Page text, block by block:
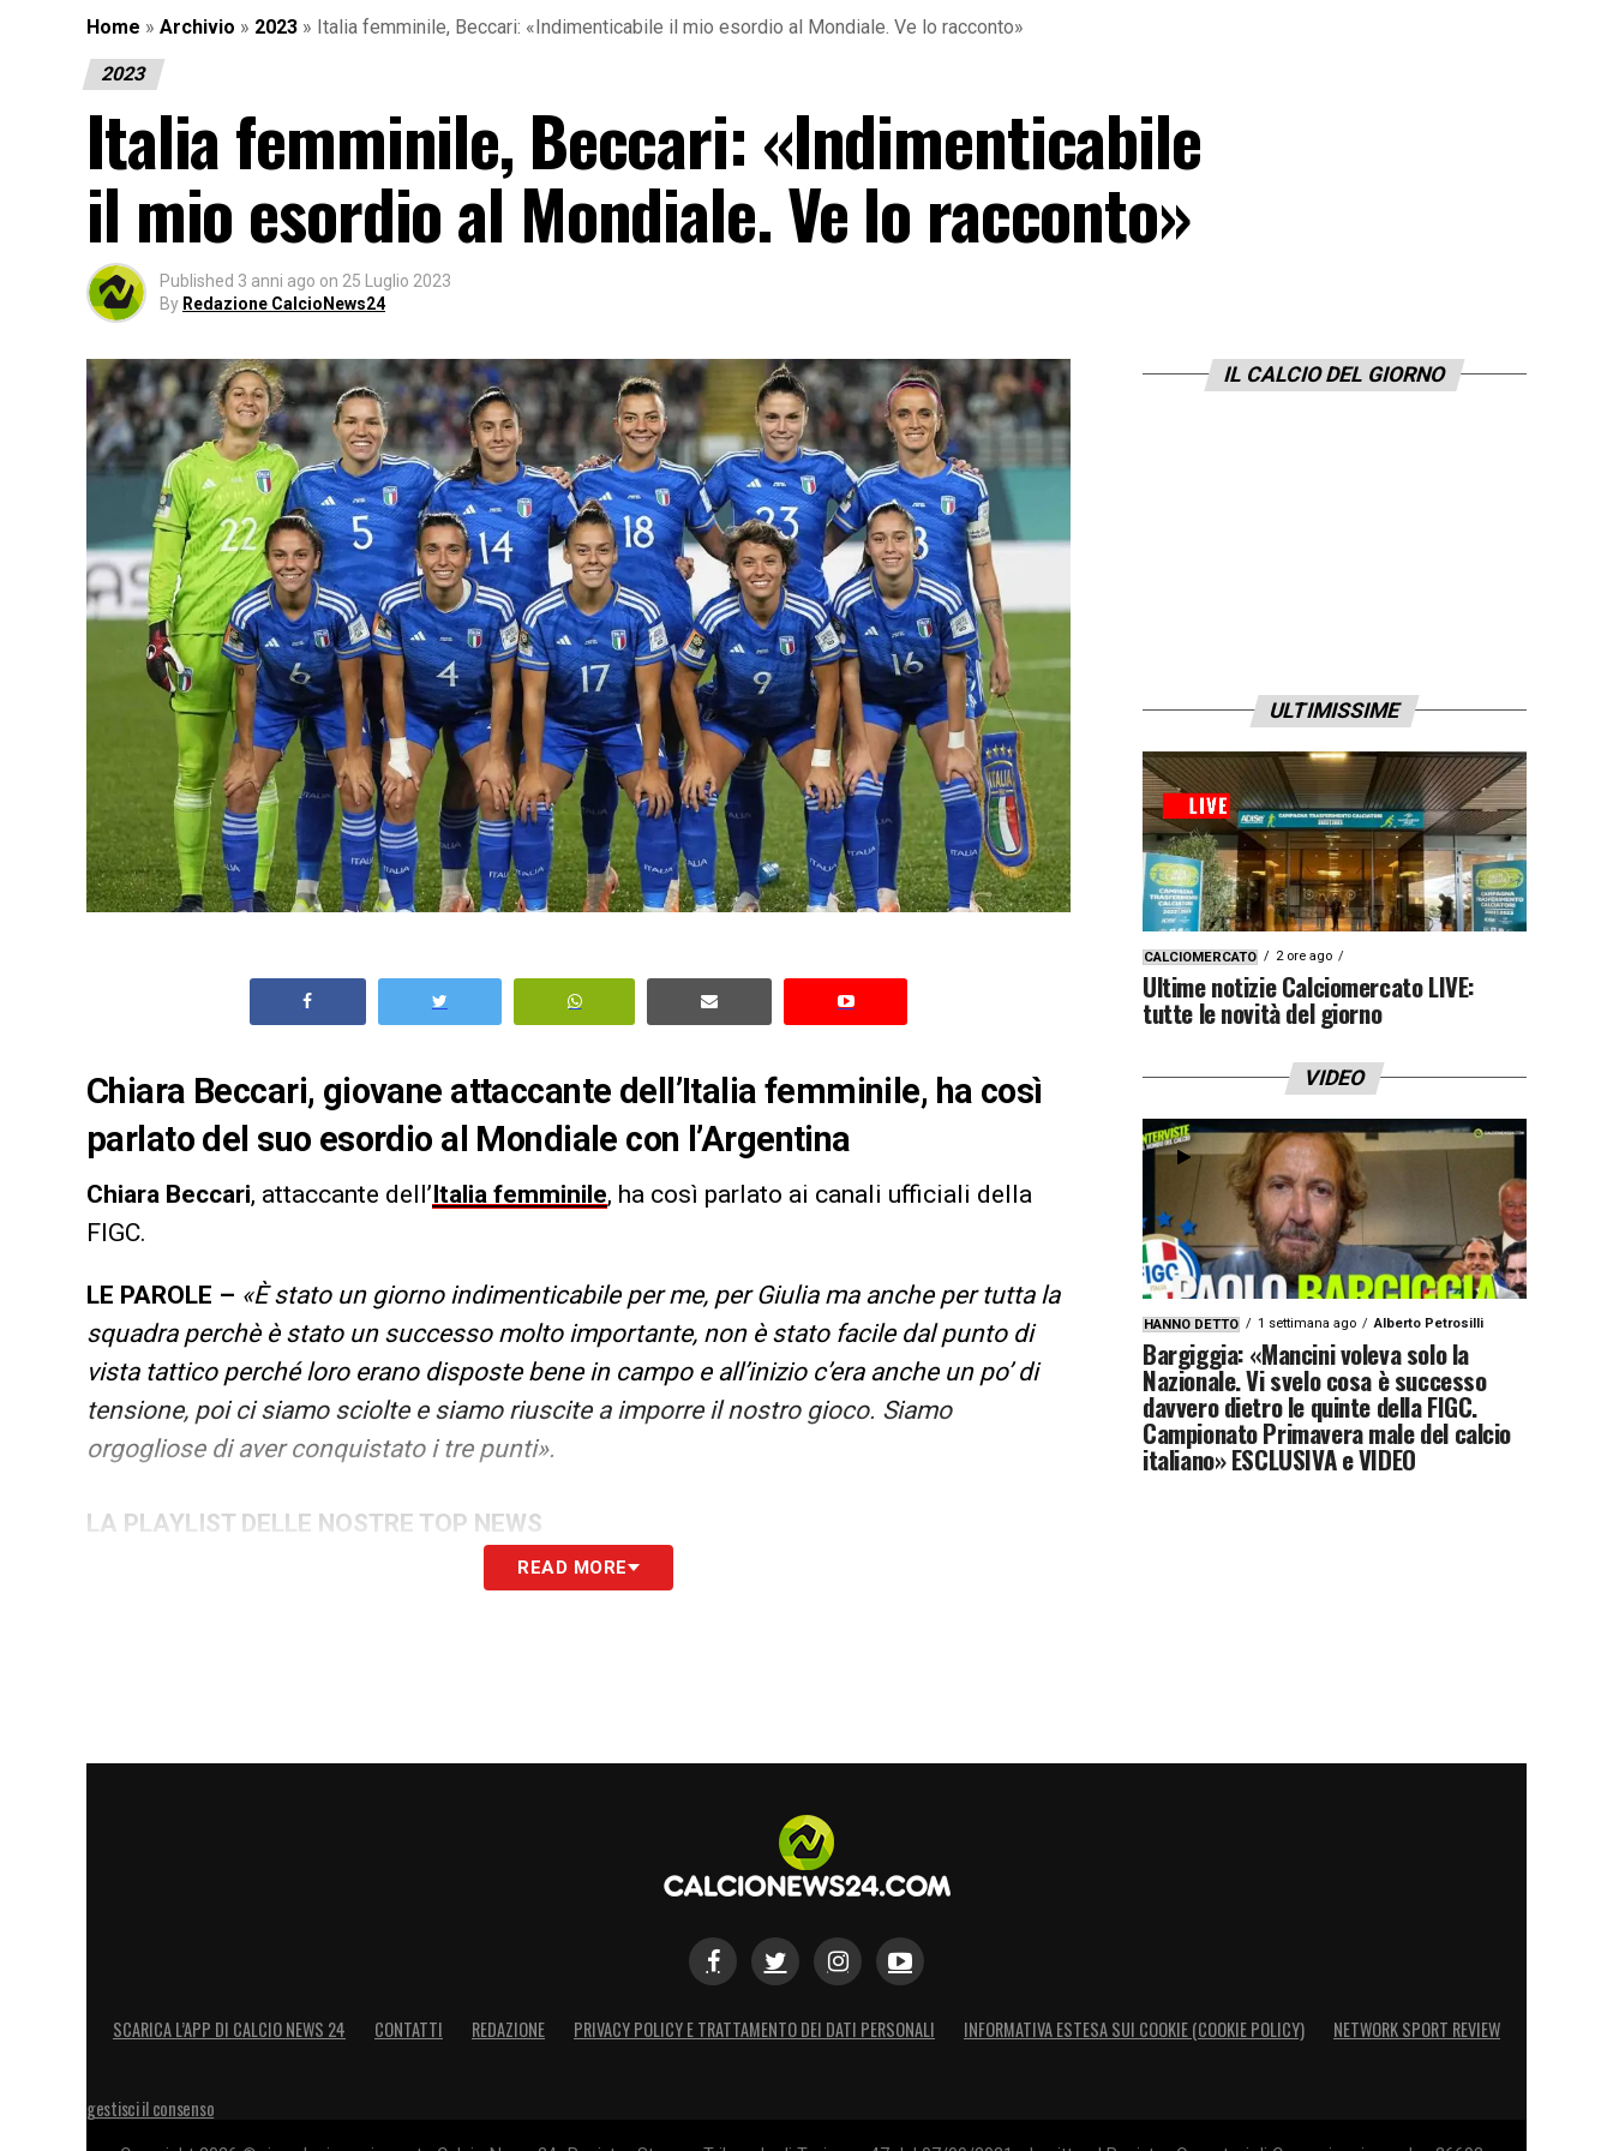
Home » Archivio » 2023 » Italia femminile, Beccari: «Indimenticabile il mio esordio al Mondiale. Ve lo racconto»
2023
Italia femminile, Beccari: «Indimenticabile
il mio esordio al Mondiale. Ve lo racconto»
Published 3 anni ago on 25 Luglio 2023
By Redazione CalcioNews24
Chiara Beccari, giovane attaccante dell’Italia femminile, ha così
parlato del suo esordio al Mondiale con l’Argentina
Chiara Beccari, attaccante dell’Italia femminile, ha così parlato ai canali ufficiali della
FIGC.
LE PAROLE – «È stato un giorno indimenticabile per me, per Giulia ma anche per tutta la
squadra perchè è stato un successo molto importante, non è stato facile dal punto di
vista tattico perché loro erano disposte bene in campo e all’inizio c’era anche un po’ di
tensione, poi ci siamo sciolte e siamo riuscite a imporre il nostro gioco. Siamo
orgogliose di aver conquistato i tre punti».
LA PLAYLIST DELLE NOSTRE TOP NEWS
READ MORE
IL CALCIO DEL GIORNO
ULTIMISSIME
CALCIOMERCATO 2 ore ago
Ultime notizie Calciomercato LIVE:
tutte le novità del giorno
VIDEO
HANNO DETTO 1 settimana ago Alberto Petrosilli
Bargiggia: «Mancini voleva solo la
Nazionale. Vi svelo cosa è successo
davvero dietro le quinte della FIGC.
Campionato Primavera male del calcio
italiano» ESCLUSIVA e VIDEO
SCARICA L’APP DI CALCIO NEWS 24 CONTATTI REDAZIONE PRIVACY POLICY E TRATTAMENTO DEI DATI PERSONALI INFORMATIVA ESTESA SUI COOKIE (COOKIE POLICY) NETWORK SPORT REVIEW
gestisci il consenso